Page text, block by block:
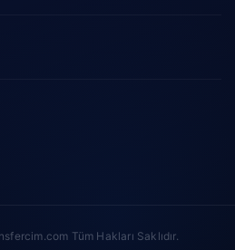
Tüm Hakları Saklıdır.